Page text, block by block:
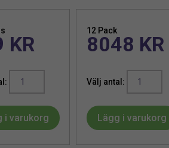
KR
Palörpalm
Grön
i varukorg
12 Pack
8048 KR
Palörpalm
Grön
Lägg i varukorg